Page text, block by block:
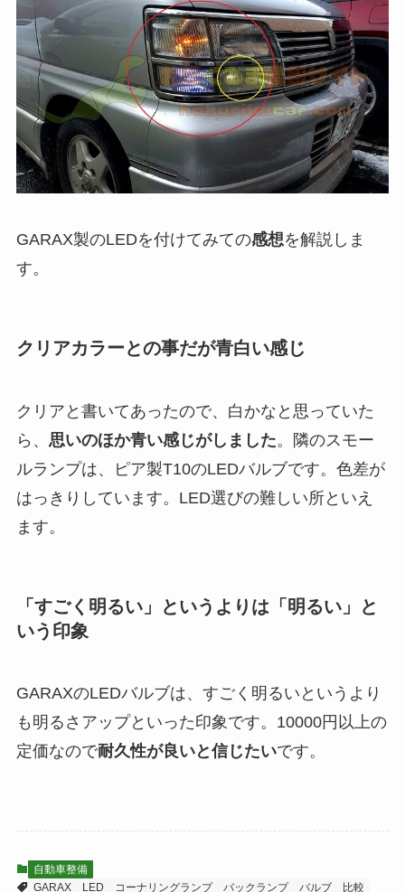
GARAX製のLEDを付けてみての感想を解説しま
す。
クリアカラーとの事だが青白い感じ
クリアと書いてあったので、白かなと思っていた
ら、 思いのほか青い感じがしました。隣のスモー
ルランプは、ピア製T10のLEDバルブです。色差が
はっきりしています。LED選びの難しい所といえ
ます。
「すごく明るい」というよりは「明るい」と
いう印象
GARAXのLEDバルブは、すごく明るいというより
も明るさアップといった印象です。10000円以上の
定価なので耐久性が良いと信じたいです。
自動車整備
GARAX
LED コーナリングランプ バックランプ バルブ 比較